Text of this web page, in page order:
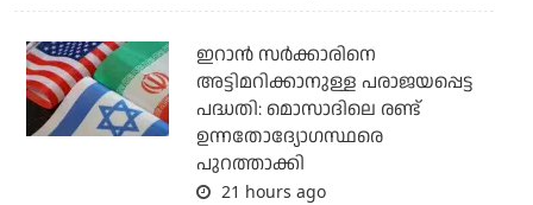
ഇറാന്‍ സര്‍ക്കാരിനെ
അട്ടിമറിക്കാനുള്ള പരാജയപ്പെട്ട
പദ്ധതി: മൊസാദിലെ രണ്ട്
ഉന്നതോദ്യോഗസ്ഥരെ
പുറത്താക്കി
21 hours ago